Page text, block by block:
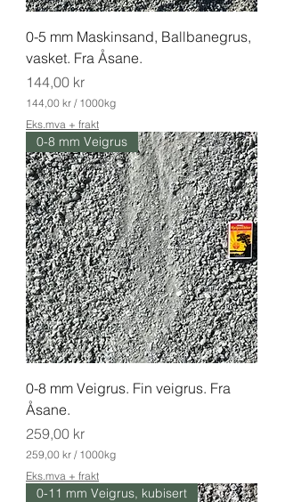
i
o
r
a
0-5 mm Maskinsand, Ballbanegrus,
vasket. Fra Åsane.
Pris
144,00 kr
144,00 kr / 1000kg
1
4
,
0
0
k
r
p
e
r
1
0
0
0
K
i
o
g
r
a
Eks.mva + frakt
0-8 mm Veigrus
0-8 mm Veigrus. Fin veigrus. Fra
Åsane.
Pris
259,00 kr
259,00 kr / 1000kg
2
5
Eks.mva + frakt
0-11 mm Veigrus, kubisert